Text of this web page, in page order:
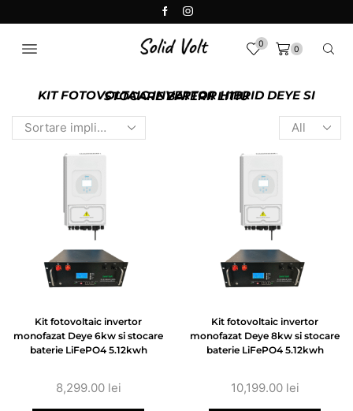
0
0
KIT FOTOVOLTAIC INVERTOR HIBRID DEYE SI STOCARE BATERII LITIU
Kit fotovoltaic invertor
monofazat Deye 6kw si stocare
baterie LiFePO4 5.12kwh
8,299.00 lei
Kit fotovoltaic invertor
monofazat Deye 8kw si stocare
baterie LiFePO4 5.12kwh
10,199.00 lei